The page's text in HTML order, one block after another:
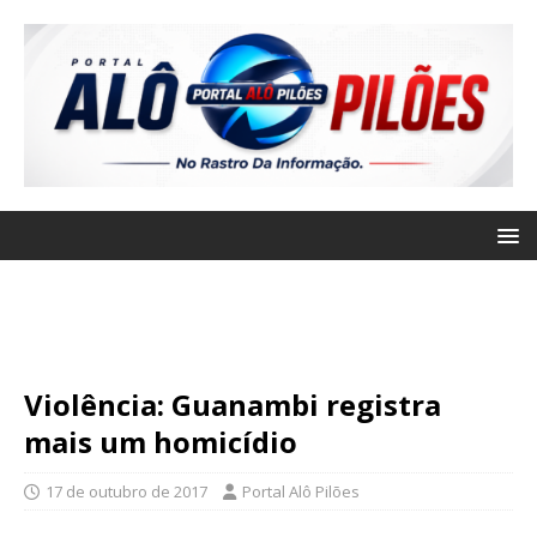
Violência: Guanambi registra
mais um homicídio
17 de outubro de 2017 Portal Alô Pilões